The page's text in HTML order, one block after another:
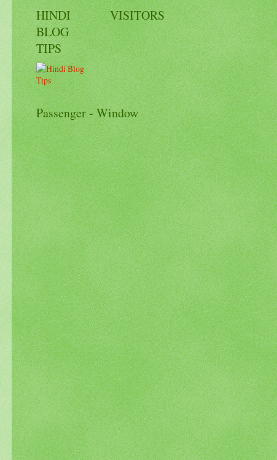
HINDI
BLOG
TIPS
VISITORS
Passenger - Window